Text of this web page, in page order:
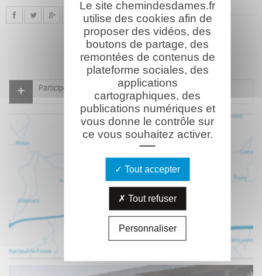
Participer à l'indexation du Mémorial virtuel
Le site chemindesdames.fr
utilise des cookies afin de
proposer des vidéos, des
boutons de partage, des
remontées de contenus de
plateforme sociales, des
applications
cartographiques, des
publications numériques et
vous donne le contrôle sur
ce vous souhaitez activer.
Tout accepter
Tout refuser
Personnaliser